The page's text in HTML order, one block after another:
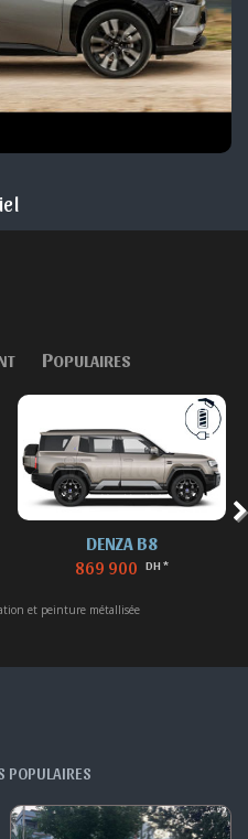
POPULAIRES
DENZA B8
869 900 DH *
et peinture métallisée
POPULAIRES